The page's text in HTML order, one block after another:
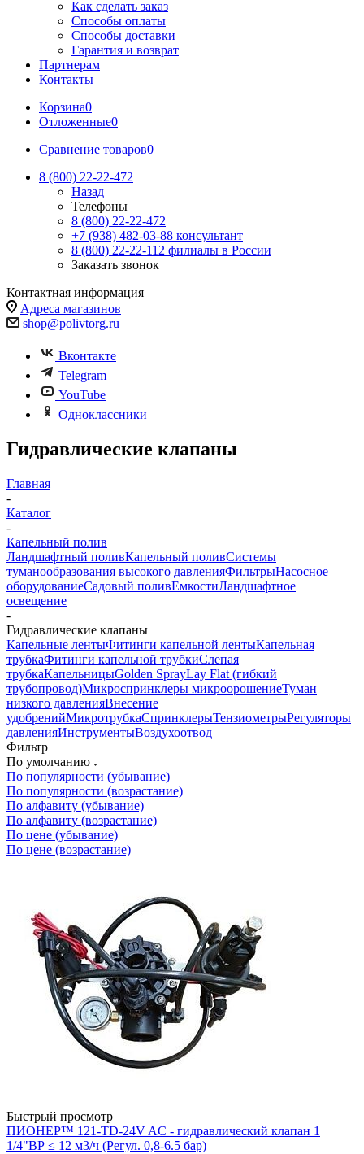
Как сделать заказ
Способы оплаты
Способы доставки
Гарантия и возврат
Партнерам
Контакты
Корзина0
Отложенные0
Сравнение товаров0
8 (800) 22-22-472
Назад
Телефоны
8 (800) 22-22-472
+7 (938) 482-03-88 консультант
8 (800) 22-22-112 филиалы в России
Заказать звонок
Контактная информация
Адреса магазинов
shop@polivtorg.ru
Вконтакте
Telegram
YouTube
Одноклассники
Гидравлические клапаны
Главная
-
Каталог
-
Капельный полив
Ландшафтный поливКапельный поливСистемы
туманообразования высокого давленияФильтрыНасосное
оборудованиеСадовый поливЕмкостиЛандшафтное
освещение
-
Гидравлические клапаны
Капельные лентыФитинги капельной лентыКапельная
трубкаФитинги капельной трубкиСлепая
трубкаКапельницыGolden SprayLay Flat (гибкий
трубопровод)Микроспринклеры микроорошениеТуман
низкого давленияВнесение
удобренийМикротрубкаСпринклерыТензиометрыРегуляторы
давленияИнструментыВоздухоотвод
Фильтр
По умолчанию
По популярности (убывание)
По популярности (возрастание)
По алфавиту (убывание)
По алфавиту (возрастание)
По цене (убывание)
По цене (возрастание)
Быстрый просмотр
ПИОНЕР™ 121-TD-24V AC - гидравлический клапан 1
1/4"ВР ≤ 12 м3/ч (Регул. 0,8-6.5 бар)